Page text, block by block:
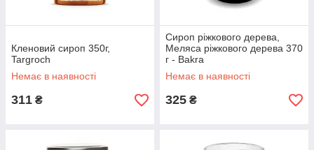
Кленовий сироп 350г,
Targroch
Немає в наявності
311 ₴
Сироп ріжкового дерева,
Меляса ріжкового дерева 370
г - Bakra
Немає в наявності
325 ₴